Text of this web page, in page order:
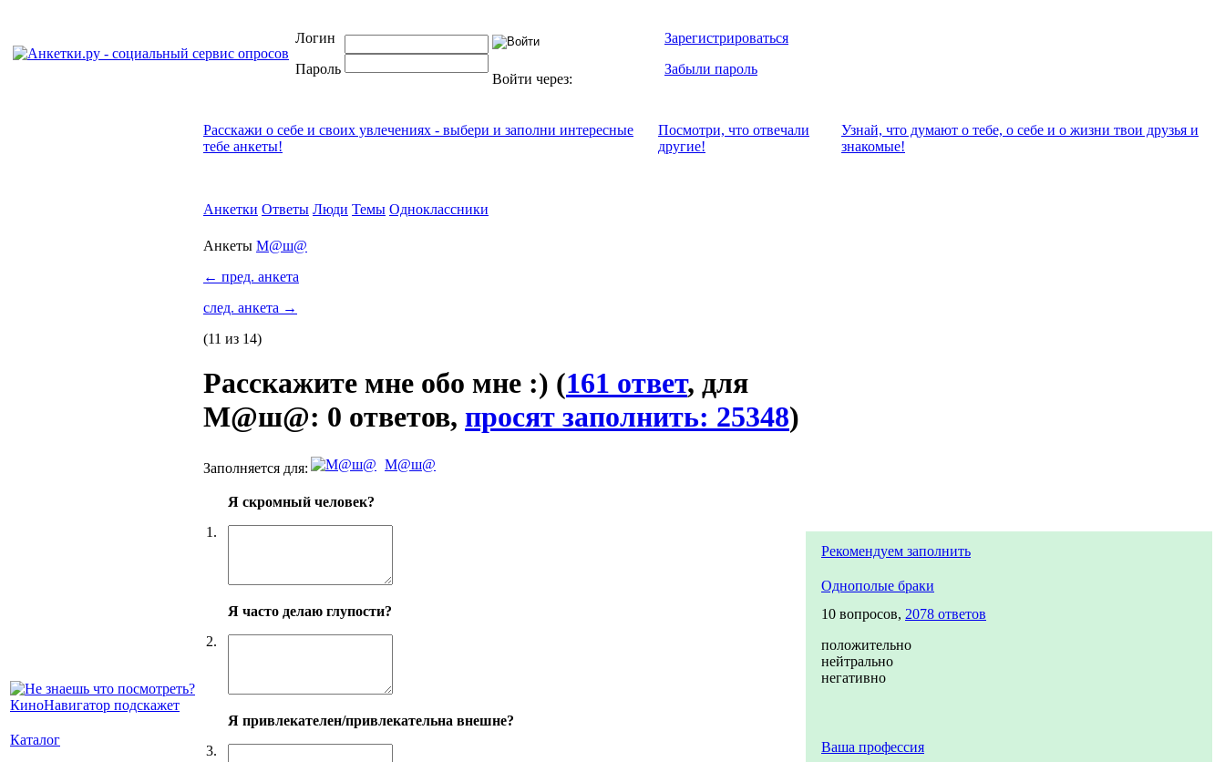
Логин
Пароль
Войти через:
Зарегистрироваться
Забыли пароль
Каталог
Расскажи о себе и своих увлечениях - выбери и заполни интересные
тебе анкеты!
Посмотри, что отвeчали
другие!
Узнай, что думают о тебе, о себе и о жизни твои друзья и
знакомые!
Анкетки Ответы Люди Темы Одноклассники
Анкеты М@ш@
← пред. анкета
след. анкета →
(11 из 14)
Расскажите мне обо мне :) (161 ответ, для
М@ш@: 0 ответов, просят заполнить: 25348)
Заполняется для: М@ш@
1.
Я скромный человек?
2.
Я часто делаю глупости?
3.
Я привлекателен/привлекательна внешне?
Рекомендуем заполнить
Однополые браки
10 вопросов, 2078 ответов
положительно
нейтрально
негативно
Ваша профессия